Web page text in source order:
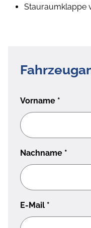
Stauraumklappe
Vorname *
Nachname *
E-Mail *